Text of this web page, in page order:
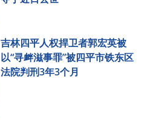
吉林四平人权捍卫者郭宏英被
以“寻衅滋事罪”被四平市铁东区
法院判刑3年3个月